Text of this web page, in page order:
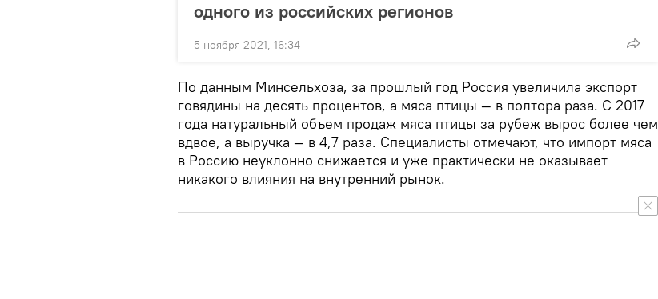
одного из российских регионов
5 ноября 2021, 16:34
По данным Минсельхоза, за прошлый год Россия увеличила экспорт
говядины на десять процентов, а мяса птицы — в полтора раза. С 2017
года натуральный объем продаж мяса птицы за рубеж вырос более чем
вдвое, а выручка — в 4,7 раза. Специалисты отмечают, что импорт мяса
в Россию неуклонно снижается и уже практически не оказывает
никакого влияния на внутренний рынок.